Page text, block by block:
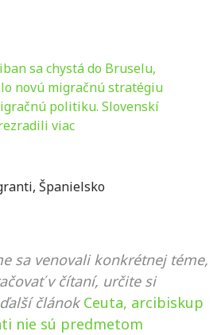
sa chystá do Bruselu,
novú migračnú stratégiu
politiku. Slovenskí
viac
, Španielsko
sa venovali konkrétnej téme,
v čítaní, určite si
článok Ceuta, arcibiskup
nie sú predmetom